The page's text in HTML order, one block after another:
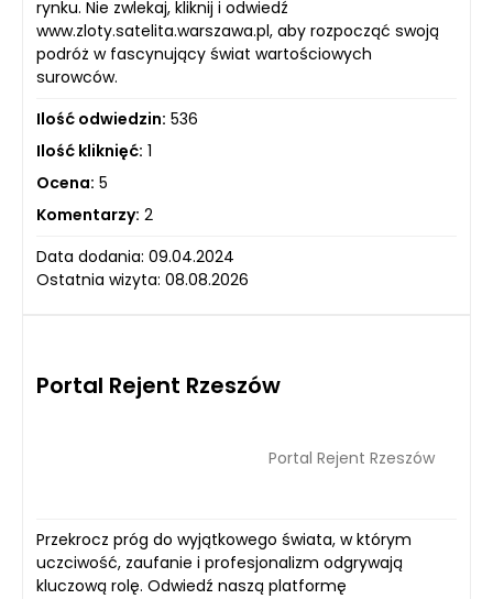
rynku. Nie zwlekaj, kliknij i odwiedź
www.zloty.satelita.warszawa.pl, aby rozpocząć swoją
podróż w fascynujący świat wartościowych
surowców.
Ilość odwiedzin: 536
Ilość kliknięć: 1
Ocena: 5
Komentarzy: 2
Data dodania: 09.04.2024
Ostatnia wizyta: 08.08.2026
Portal Rejent Rzeszów
Portal Rejent Rzeszów
Przekrocz próg do wyjątkowego świata, w którym
uczciwość, zaufanie i profesjonalizm odgrywają
kluczową rolę. Odwiedź naszą platformę